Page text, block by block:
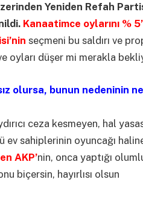
Yeniden Refah
Kanaatimce oylarını %
seçmeni bu saldırı ve
oyları düşer mi merakla
olursa, bunun nedeninin
ceza kesmeyen, hal
ev sahiplerinin oyuncağı
AKP’nin, onca yaptığı
biçersin, hayırlısı olsun